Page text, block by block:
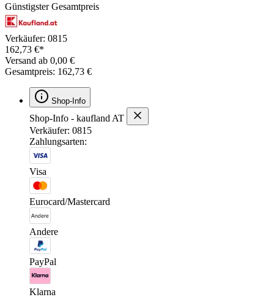
Günstigster Gesamtpreis
Verkäufer: 0815
162,73 €*
Versand ab 0,00 €
Gesamtpreis: 162,73 €
Shop-Info
Shop-Info - kaufland AT
Verkäufer: 0815
Zahlungsarten:
Visa
Eurocard/Mastercard
Andere
PayPal
Klarna